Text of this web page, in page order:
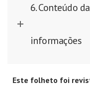
6. Conteúdo
informações
Este folheto foi